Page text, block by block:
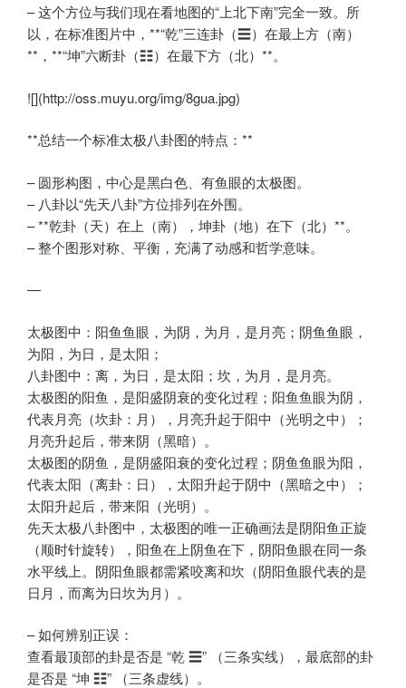
– 这个方位与我们现在看地图的“上北下南”完全一致。所
以，在标准图片中，**“乾”三连卦（☰）在最上方（南）
**，**“坤”六断卦（☷）在最下方（北）**。
![](http://oss.muyu.org/img/8gua.jpg)
**总结一个标准太极八卦图的特点：**
– 圆形构图，中心是黑白色、有鱼眼的太极图。
– 八卦以“先天八卦”方位排列在外围。
– **乾卦（天）在上（南），坤卦（地）在下（北）**。
– 整个图形对称、平衡，充满了动感和哲学意味。
—
太极图中：阳鱼鱼眼，为阴，为月，是月亮；阴鱼鱼眼，
为阳，为日，是太阳；
八卦图中：离，为日，是太阳；坎，为月，是月亮。
太极图的阳鱼，是阳盛阴衰的变化过程；阳鱼鱼眼为阴，
代表月亮（坎卦：月），月亮升起于阳中（光明之中）；
月亮升起后，带来阴（黑暗）。
太极图的阴鱼，是阴盛阳衰的变化过程；阴鱼鱼眼为阳，
代表太阳（离卦：日），太阳升起于阴中（黑暗之中）；
太阳升起后，带来阳（光明）。
先天太极八卦图中，太极图的唯一正确画法是阴阳鱼正旋
（顺时针旋转），阳鱼在上阴鱼在下，阴阳鱼眼在同一条
水平线上。阴阳鱼眼都需紧咬离和坎（阴阳鱼眼代表的是
日月，而离为日坎为月）。
– 如何辨别正误：
查看最顶部的卦是否是 “乾 ☰” （三条实线），最底部的卦
是否是 “坤 ☷” （三条虚线）。